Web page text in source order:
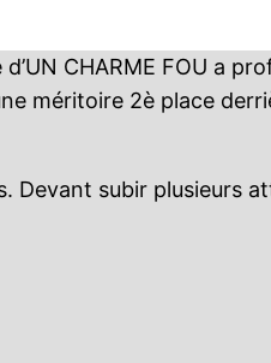
d’UN CHARME FOU a
méritoire 2è place
Devant subir plusieurs